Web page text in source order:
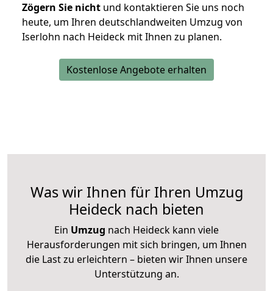
Zögern Sie nicht und kontaktieren Sie uns noch
heute, um Ihren deutschlandweiten Umzug von
Iserlohn nach Heideck mit Ihnen zu planen.
Kostenlose Angebote erhalten
Was wir Ihnen für Ihren Umzug
Heideck nach bieten
Ein Umzug nach Heideck kann viele
Herausforderungen mit sich bringen, um Ihnen
die Last zu erleichtern – bieten wir Ihnen unsere
Unterstützung an.